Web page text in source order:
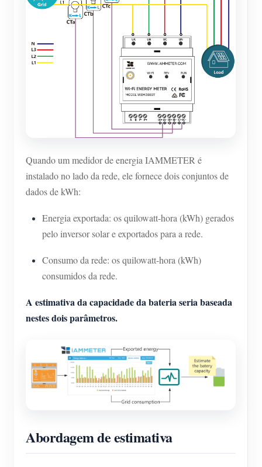
Quando um medidor de energia IAMMETER é
instalado no lado da rede, ele fornece dois conjuntos de
dados de kWh:
Energia exportada: os quilowatt-hora (kWh) gerados
pelo inversor solar e exportados para a rede.
Consumo da rede: os quilowatt-hora (kWh)
consumidos da rede.
A estimativa da capacidade da bateria seria baseada
nestes dois parâmetros.
Abordagem de estimativa